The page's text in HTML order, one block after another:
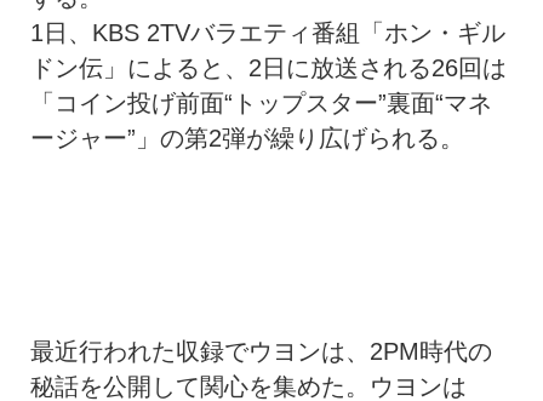
1日、KBS 2TVバラエティ番組「ホン・ギル
ドン伝」によると、2日に放送される26回は
「コイン投げ前面“トップスター”裏面“マネ
ージャー”」の第2弾が繰り広げられる。
最近行われた収録でウヨンは、2PM時代の
秘話を公開して関心を集めた。ウヨンは